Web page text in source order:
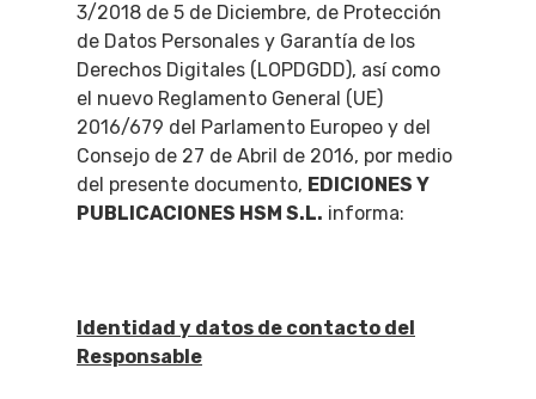
3/2018 de 5 de Diciembre, de Protección
de Datos Personales y Garantía de los
Derechos Digitales (LOPDGDD), así como
el nuevo Reglamento General (UE)
2016/679 del Parlamento Europeo y del
Consejo de 27 de Abril de 2016, por medio
del presente documento, EDICIONES Y
PUBLICACIONES HSM S.L. informa:
Identidad y datos de contacto del
Responsable